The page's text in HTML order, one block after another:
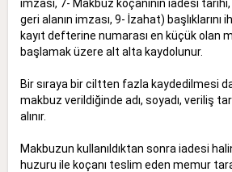
imzası, 7- Makbuz koçanının iadesi
geri alanın imzası, 9- İzahat) başlıklarını
kayıt defterine numarası en küçük olan
başlamak üzere alt alta kaydolunur.
Bir sıraya bir ciltten fazla kaydedilmesi
makbuz verildiğinde adı, soyadı, veriliş
alınır.
Makbuzun kullanıldıktan sonra iadesi
huzuru ile koçanı teslim eden memur